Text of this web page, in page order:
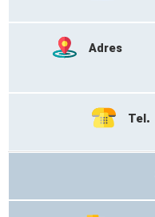
Adres
Tel.